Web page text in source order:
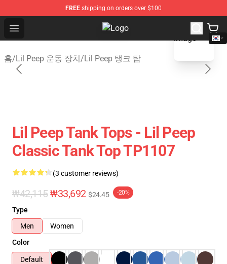
FREE shipping on orders over $100
Open menu Lil Peep Store - Official Lil Peep
홈/Lil Peep 운동 장치/Lil Peep 탱크 탑
Lil Peep Tank Tops - Lil Peep
Classic Tank Top TP1107
(3 customer reviews)
₩42,115₩33,692 $24.45 -20%
Type
Men
Women
Color
Default